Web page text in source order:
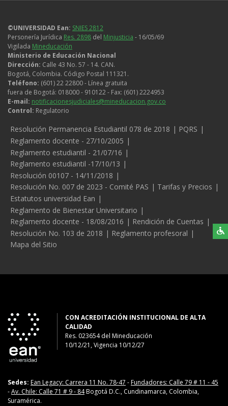
©UNIVERSIDAD Ean: SNIES 2812
Personería Jurídica Res. 2898 del Minjusticia - 16/05/69
Vigilada Mineducación
Ministerio de Educación Nacional
Dirección: Calle 43 No. 57 - 14. CAN.
Bogotá, Colombia. Código Postal 111321.
Teléfono: (601) 22 22800 - Línea gratuita
fuera de Bogotá: 018000 - 910122 - Fax: (601) 2224953
E-mail: notificacionesjudiciales@mineducacion.gov.co
Control: Regulatorio
Legales
Resolución Permanencia Estudiantil 078 de 2018
PQRS
Reglamento docente - 27/10/2005
Reglamento estudiantil - 21/07/16
Reglamento estudiantil -17/10/13
Resolución 00107 - 14/11/2018
Resolución No. 007 de 2023 - Comité PAS
Tarifas y Precios
Estatutos universidad Ean
Reglamento de Bienestar Universitario
Reglamento docente - 18/08/2016
Rendición de Cuentas
Resolución No. 103 de 2018
Reglamento profesoral
Mapa del Sitio
CON ACREDITACIÓN INSTITUCIONAL DE ALTA
CALIDAD
Res. 023654del Mineducación
10/12/21, Vigencia 10/12/27
Sedes: Ean Legacy: Carrera 11 No. 78-47 -Fundadores: Calle 79 # 11 - 45
-Av. Chile: Calle 71 # 9 - 84Bogotá D.C., Cundinamarca, Colombia,
Suramérica.